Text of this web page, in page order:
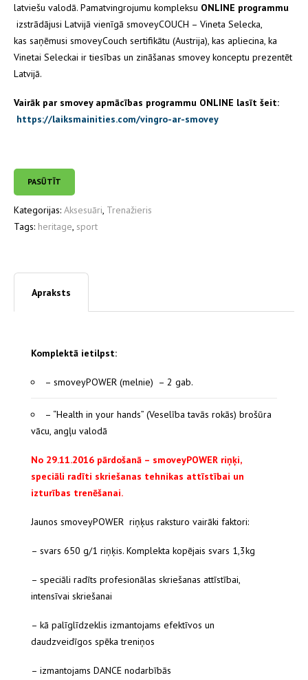
latviešu valodā. Pamatvingrojumu kompleksu ONLINE programmu
izstrādājusi Latvijā vienīgā smoveyCOUCH – Vineta Selecka,
kas saņēmusi smoveyCouch sertifikātu (Austrija), kas apliecina, ka
Vinetai Seleckai ir tiesības un zināšanas smovey konceptu prezentēt
Latvijā.
Vairāk par smovey apmācības programmu ONLINE lasīt šeit:
https://laiksmainities.com/vingro-ar-smovey
PASŪTĪT
Kategorijas: Aksesuāri, Trenažieris
Tags: heritage, sport
Apraksts
Komplektā ietilpst:
– smoveyPOWER (melnie) – 2 gab.
– “Health in your hands” (Veselība tavās rokās) brošūra
vācu, angļu valodā
No 29.11.2016 pārdošanā – smoveyPOWER riņķi,
speciāli radīti skriešanas tehnikas attīstībai un
izturības trenēšanai.
Jaunos smoveyPOWER riņķus raksturo vairāki faktori:
– svars 650 g/1 riņķis. Komplekta kopējais svars 1,3kg
– speciāli radīts profesionālas skriešanas attīstībai,
intensīvai skriešanai
– kā palīglīdzeklis izmantojams efektīvos un
daudzveidīgos spēka treniņos
– izmantojams DANCE nodarbībās